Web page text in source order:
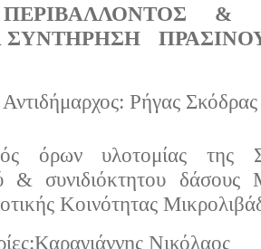
&
ΠΡΑΣΙΝΟΥ
Ρήγας Σκόδρας
όρων υλοτομίας της
& συνιδιόκτητου δάσους
Κοινότητας
Νικόλαος